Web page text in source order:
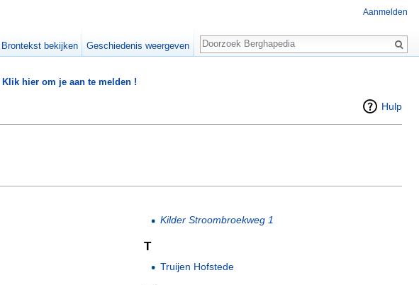
Klik hier om je aan te melden !
Hulp
Kilder Stroombroekweg 1
T
Truijen Hofstede
Aanmelden
Brontekst bekijken Geschiedenis weergeven
Zoeken